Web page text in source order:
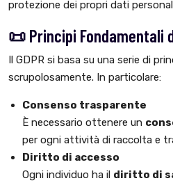
protezione dei propri dati
📜 Principi Fondamentali
Il GDPR si basa su una serie di
scrupolosamente. In particolare:
Consenso trasparente
È necessario ottenere un
per ogni attività di raccolta e
Diritto di accesso
Ogni individuo ha il diritto di